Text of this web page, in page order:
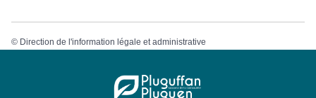
© Direction de l'information légale et administrative